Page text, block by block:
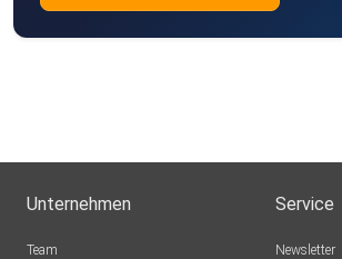
Unternehmen
Team
Service
Newsletter